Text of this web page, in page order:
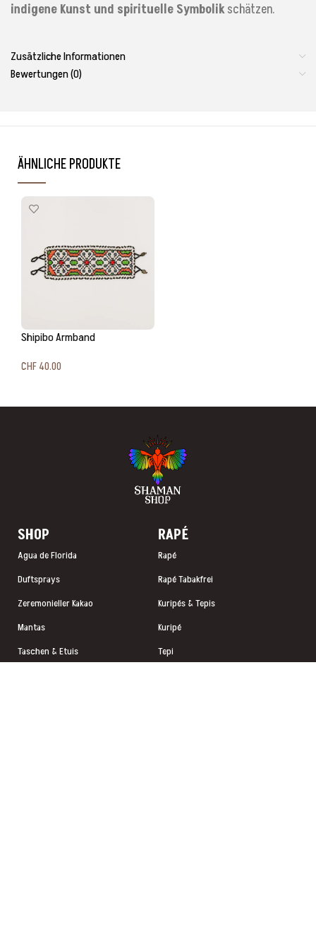
indigene Kunst und spirituelle Symbolikschätzen.
Zusätzliche Informationen
Bewertungen (0)
ÄHNLICHE PRODUKTE
Shipibo Armband
CHF40.00
SHOP
Agua de Florida
Duftsprays
Zeremonieller Kakao
Mantas
Taschen & Etuis
RAPÉ
Rapé
Rapé Tabakfrei
Kuripés & Tepis
Kuripé
Tepi